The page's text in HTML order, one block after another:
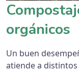
orgánicos
Un buen
atiende a